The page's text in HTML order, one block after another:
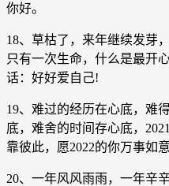
你好。
18、草枯了，来年继续发芽
只有一次生命，什么是最开
话：好好爱自己!
19、难过的经历在心底，难
底，难舍的时间存心底，
靠彼此，愿2022的你万事如
20、一年风风雨雨，一年辛